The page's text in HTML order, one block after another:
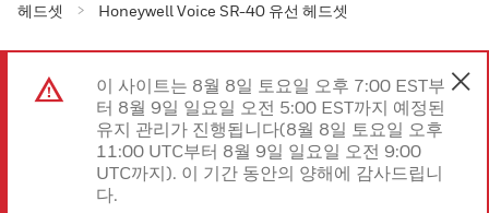
헤드셋
Honeywell Voice SR-40 유선 헤드셋
이 사이트는 8월 8일 토요일 오후 7:00 EST부
터 8월 9일 일요일 오전 5:00 EST까지 예정된
유지 관리가 진행됩니다(8월 8일 토요일 오후
11:00 UTC부터 8월 9일 일요일 오전 9:00
UTC까지). 이 기간 동안의 양해에 감사드립니
다.